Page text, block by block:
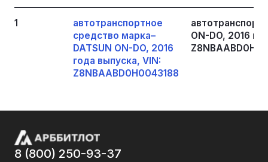
1
автотранспортное
средство марка–
DATSUN ON-DO, 2016
года выпуска, VIN:
Z8NBAABD0H0043188
ON-DO, 2016
8 (800) 250-93-37